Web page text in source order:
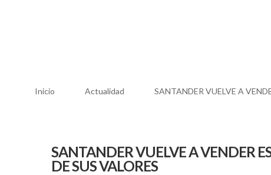
Inicio Actualidad SANTANDER VUELVE A
SANTANDER VUELVE A VENDER
DE SUS VALORES